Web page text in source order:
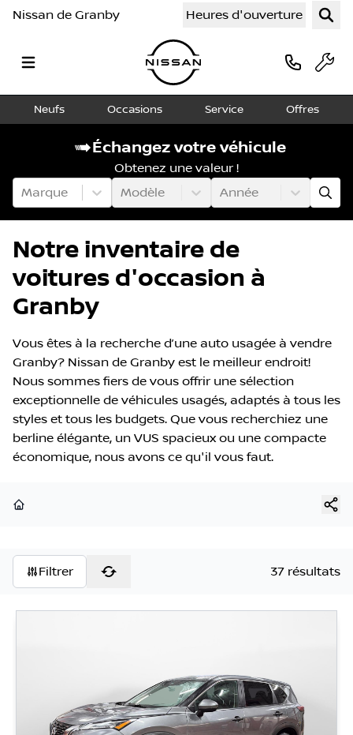
Nissan de Granby Heures d'ouverture
Neufs Occasions Service Offres
Échangez votre véhicule
Obtenez une valeur !
Marque
Modèle Année
Notre inventaire de
voitures d'occasion à
Granby
Vous êtes à la recherche d’une auto usagée à vendre
Granby? Nissan de Granby est le meilleur endroit!
Nous sommes fiers de vous offrir une sélection
exceptionnelle de véhicules usagés, adaptés à tous les
styles et tous les budgets. Que vous recherchiez une
berline élégante, un VUS spacieux ou une compacte
économique, nous avons ce qu'il vous faut.
Filtrer 37 résultats